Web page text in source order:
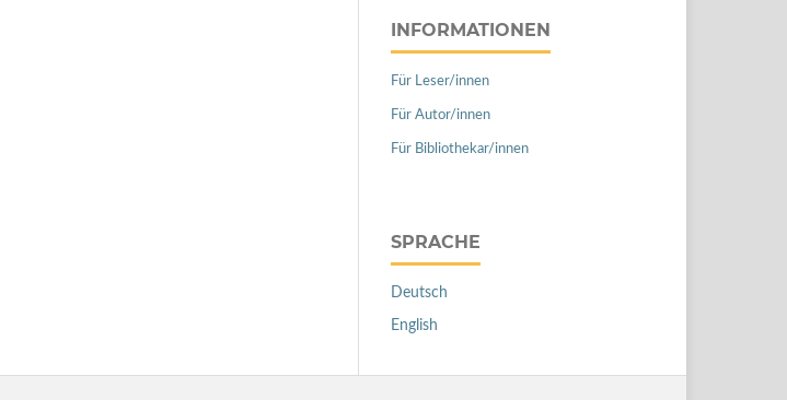
INFORMATIONEN
Für Leser/innen
Für Autor/innen
Für Bibliothekar/innen
SPRACHE
Deutsch
English